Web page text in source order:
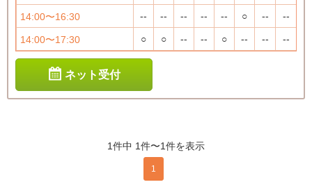
14:00〜16:30 -- -- -- -- -- ○ -- --
14:00〜17:30 ○ ○ -- -- ○ -- -- --
ネット受付
1件中 1件〜1件を表示
1